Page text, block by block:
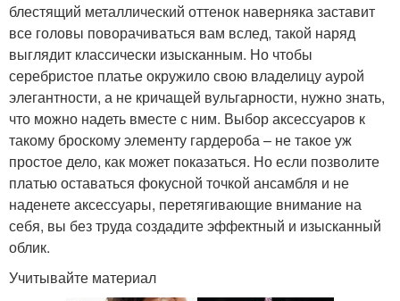
блестящий металлический оттенок наверняка заставит
все головы поворачиваться вам вслед, такой наряд
выглядит классически изысканным. Но чтобы
серебристое платье окружило свою владелицу аурой
элегантности, а не кричащей вульгарности, нужно знать,
что можно надеть вместе с ним. Выбор аксессуаров к
такому броскому элементу гардероба – не такое уж
простое дело, как может показаться. Но если позволите
платью оставаться фокусной точкой ансамбля и не
наденете аксессуары, перетягивающие внимание на
себя, вы без труда создадите эффектный и изысканный
облик.
Учитывайте материал